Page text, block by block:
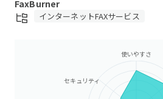
FaxBurner
インターネットFAXサービス
使いやすさ
セキュリティ